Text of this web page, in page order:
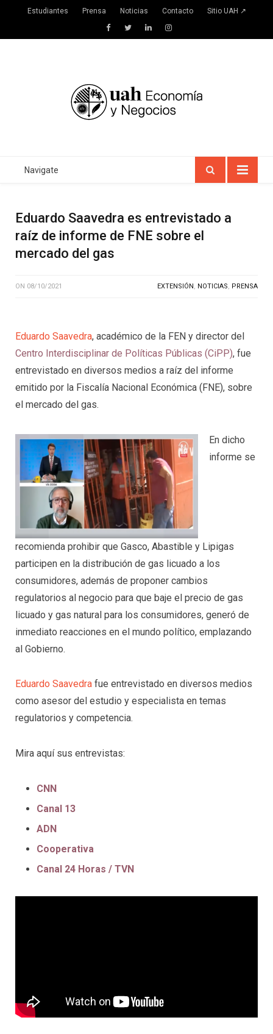
Estudiantes Prensa Noticias Contacto Sitio UAH ↗
FacebookTwitterLinkedInInstagram
Navigate
Eduardo Saavedra es entrevistado a
raíz de informe de FNE sobre el
mercado del gas
ON 08/10/2021 EXTENSIÓN, NOTICIAS, PRENSA
Eduardo Saavedra, académico de la FEN y director del
Centro Interdisciplinar de Políticas Públicas (CiPP), fue
entrevistado en diversos medios a raíz del informe
emitido por la Fiscalía Nacional Económica (FNE), sobre
el mercado del gas.
En dicho
informe se
recomienda prohibir que Gasco, Abastible y Lipigas
participen en la distribución de gas licuado a los
consumidores, además de proponer cambios
regulatorios al negocio para que baje el precio de gas
licuado y gas natural para los consumidores, generó de
inmediato reacciones en el mundo político, emplazando
al Gobierno.
Eduardo Saavedra fue entrevistado en diversos medios
como asesor del estudio y especialista en temas
regulatorios y competencia.
Mira aquí sus entrevistas:
CNN
Canal 13
ADN
Cooperativa
Canal 24 Horas / TVN